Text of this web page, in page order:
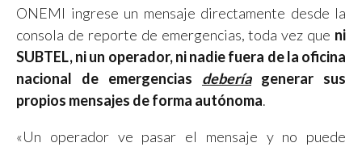
ONEMI ingrese un mensaje directamente desde la
consola de reporte de emergencias, toda vez que ni
SUBTEL, ni un operador, ni nadie fuera de la oficina
nacional de emergencias deberíagenerar sus
propios mensajes de forma autónoma.
«Un operador ve pasar el mensaje y no puede